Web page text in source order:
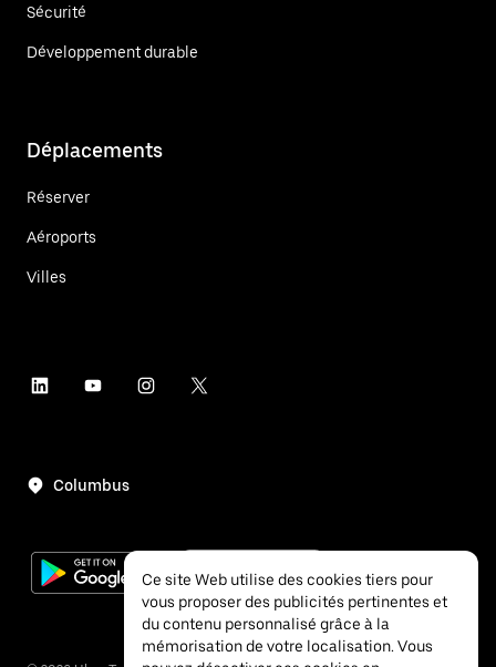
Sécurité
Développement durable
Déplacements
Réserver
Aéroports
Villes
Columbus
Ce site Web utilise des cookies tiers pour
vous proposer des publicités pertinentes et
du contenu personnalisé grâce à la
mémorisation de votre localisation. Vous